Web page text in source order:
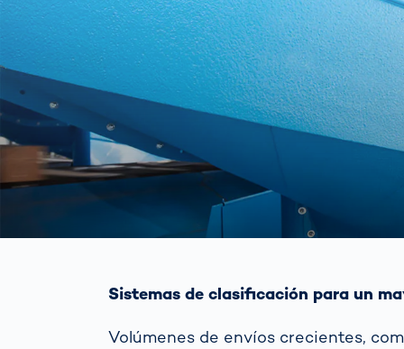
Sistemas de clasificación para un
Volúmenes de envíos crecientes,